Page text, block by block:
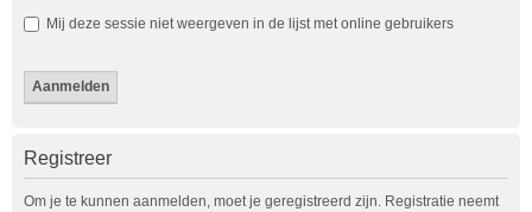
Mij deze sessie niet weergeven in de lijst met online gebruikers
Registreer
Om je te kunnen aanmelden, moet je geregistreerd zijn. Registratie neemt